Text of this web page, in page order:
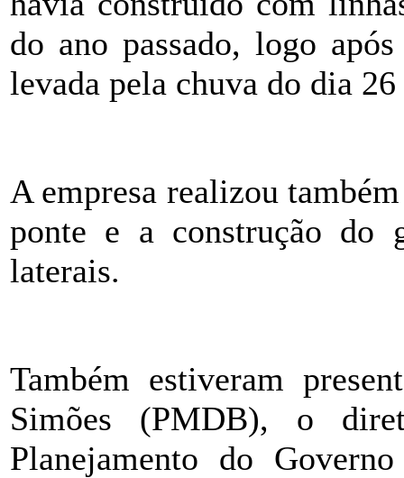
do ano passado, logo
levada pela chuva do dia
A empresa realizou
ponte e a construção do
laterais.
Também estiveram
Simões (PMDB), o
Planejamento do